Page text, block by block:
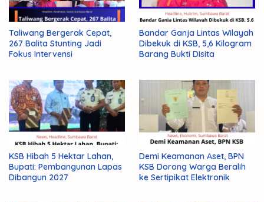
Taliwang Bergerak Cepat,
267 Balita Stunting Jadi
Fokus Intervensi
Bandar Ganja Lintas Wilayah
Dibekuk di KSB, 5,6 Kilogram
Barang Bukti Disita
KSB Hibah 5 Hektar Lahan,
Bupati: Pembangunan Lapas
Dibangun 2027
Demi Keamanan Aset, BPN
KSB Dorong Warga Beralih
ke Sertipikat Elektronik